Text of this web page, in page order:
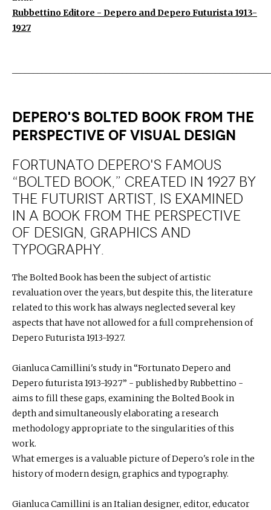
Rubbettino Editore - Depero and Depero Futurista 1913-
1927
DEPERO'S BOLTED BOOK FROM THE
PERSPECTIVE OF VISUAL DESIGN
Fortunato Depero's famous
“bolted book,” created in 1927 by
the futurist artist, is examined
in a book from the perspective
of design, graphics and
typography.
The Bolted Book has been the subject of artistic
revaluation over the years, but despite this, the literature
related to this work has always neglected several key
aspects that have not allowed for a full comprehension of
Depero Futurista 1913-1927.
Gianluca Camillini's study in “Fortunato Depero and
Depero futurista 1913-1927” - published by Rubbettino -
aims to fill these gaps, examining the Bolted Book in
depth and simultaneously elaborating a research
methodology appropriate to the singularities of this
work.
What emerges is a valuable picture of Depero's role in the
history of modern design, graphics and typography.
Gianluca Camillini is an Italian designer, editor, educator